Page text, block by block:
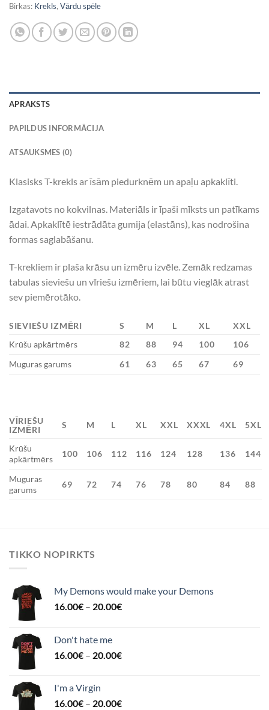
Birkas: Krekls, Vārdu spēle
APRAKSTS
PAPILDUS INFORMĀCIJA
ATSAUKSMES (0)
Klasisks T-krekls ar īsām piedurknēm un apaļu apkaklīti.
Izgatavots no kokvilnas. Materiāls ir īpaši mīksts un patīkams
ādai. Apkaklītē iestrādāta gumija (elastāns), kas nodrošina
formas saglabāšanu.
T-krekliem ir plaša krāsu un izmēru izvēle. Zemāk redzamas
tabulas sieviešu un vīriešu izmēriem, lai būtu vieglāk atrast
sev piemērotāko.
SIEVIEŠU IZMĒRI S M L XL
XXL
Krūšu apkārtmērs
82 88 94 100
106
Muguras garums
61 63 65 67 69
VĪRIEŠU
IZMĒRI
S M L XL XXL XXXL 4XL 5XL
Krūšu
apkārtmērs
100 106 112 116 124 128 136 144
Muguras
garums
69 72 74 76 78 80 84 88
TIKKO NOPIRKTS
My Demons would make your Demons
16.00€ – 20.00€
Don't hate me
16.00€ – 20.00€
I'm a Virgin
16.00€ – 20.00€